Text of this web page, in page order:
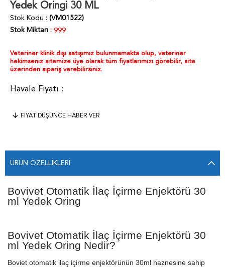
Yedek Oringi 30 ML
Stok Kodu
(VM01522)
Stok Miktarı : 999
Veteriner klinik dışı satışımız bulunmamakta olup, veteriner
hekimseniz sitemize üye olarak tüm fiyatlarımızı görebilir, site
üzerinden sipariş verebilirsiniz.
FIYAT DÜŞÜNCE HABER VER
ÜRÜN ÖZELLIKLERI
Bovivet Otomatik İlaç İçirme Enjektörü 30
ml Yedek Oring
Bovivet Otomatik İlaç İçirme Enjektörü 30
ml Yedek Oring Nedir?
Boviet otomatik ilaç içirme enjektörünün 30ml haznesine sahip